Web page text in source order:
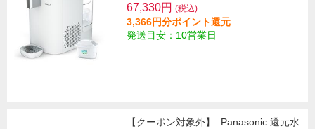
67,330円 (税込)
3,366円分ポイント還元
発送目安：10営業日
【クーポン対象外】
Panasonic 還元水